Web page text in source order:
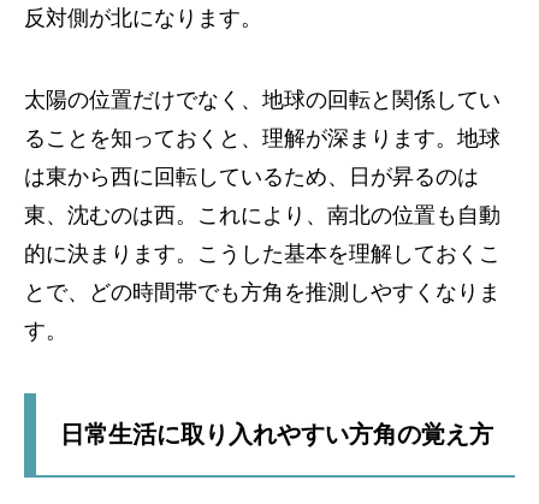
反対側が北になります。
太陽の位置だけでなく、地球の回転と関係してい
ることを知っておくと、理解が深まります。地球
は東から西に回転しているため、日が昇るのは
東、沈むのは西。これにより、南北の位置も自動
的に決まります。こうした基本を理解しておくこ
とで、どの時間帯でも方角を推測しやすくなりま
す。
日常生活に取り入れやすい方角の覚え方